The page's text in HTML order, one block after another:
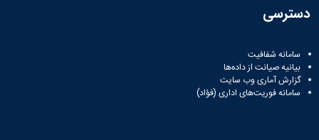
دسترسی
سامانه شفافیت
بیانیه صیانت از داده‌ها
گزارش آماری وب‌ سایت
سامانه فوریت‌های اداری (فؤاد)